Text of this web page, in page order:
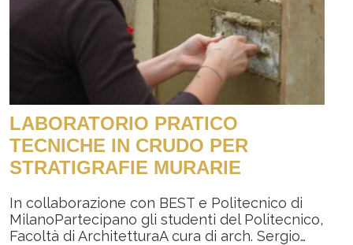
LABORATORIO PRATICO
TECNICHE IN CRUDO PER
STRATIGRAFIE MURARIE
In collaborazione con BEST e Politecnico di
MilanoPartecipano gli studenti del Politecnico,
Facoltà di ArchitetturaA cura di arch. Sergio…